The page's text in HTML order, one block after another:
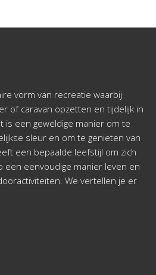
vorm van recreatie waarbij
of caravan opzetten en tijdelijk in
is een geweldige manier om te
sleur en om te genieten van
een bepaalde leefstijl om zich
een eenvoudige manier leven en
We vertellen je er